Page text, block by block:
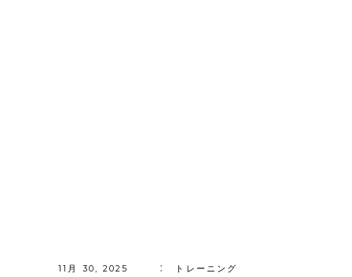
11月 30, 2025 トレーニング